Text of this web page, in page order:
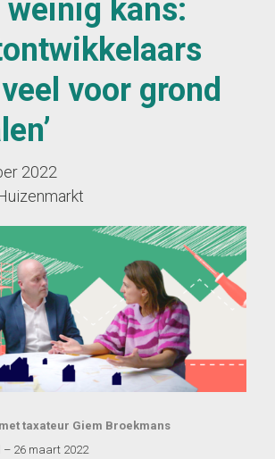
weinig kans:
voor grond
2022
taxateur Giem Broekmans
– 26 maart 2022